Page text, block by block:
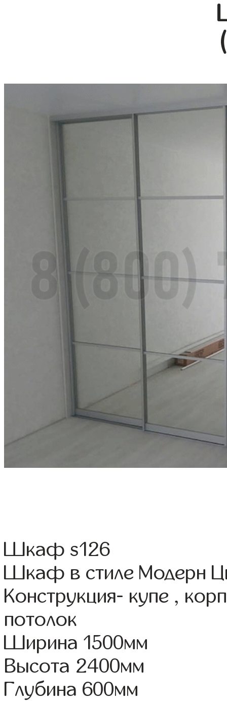
Шкаф s126
Шкаф в стиле Модерн
Конструкция- купе ,
потолок
Ширина 1500мм
Высота 2400мм
Глубина 600мм